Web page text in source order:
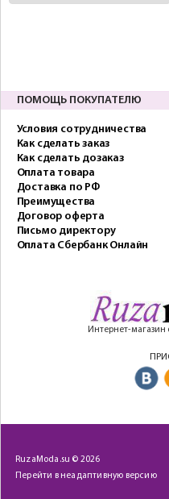
ПОМОЩЬ ПОКУПАТЕЛЮ
Условия сотрудничества
Как сделать заказ
Как сделать дозаказ
Оплата товара
Доставка по РФ
Преимущества
Договор оферта
Письмо директору
Оплата Сбербанк Онлайн
Интернет-
RuzaModa.su © 2026
Перейти в неадаптивную версию